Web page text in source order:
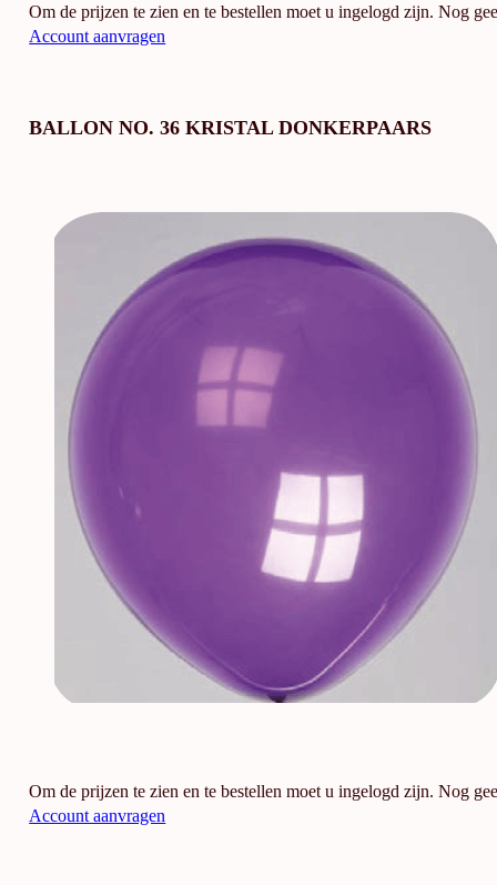
Om de prijzen te zien en te bestellen moet u ingelogd zijn. Nog
Account aanvragen
BALLON NO. 36 KRISTAL DONKERPAARS
Om de prijzen te zien en te bestellen moet u ingelogd zijn. Nog
Account aanvragen